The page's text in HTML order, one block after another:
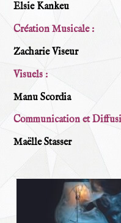
Elsie Kankeu
Création Musicale :
Zacharie Viseur
Visuels :
Manu Scordia
Communication et
Maëlle Stasser